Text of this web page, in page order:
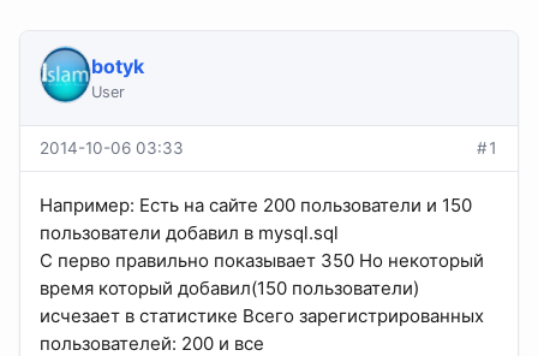
botyk
User
2014-10-06 03:33 #1
Например: Есть на сайте 200 пользователи и 150
пользователи добавил в mysql.sql
С перво правильно показывает 350 Но некоторый
время который добавил(150 пользователи)
исчезает в статистике Всего зарегистрированных
пользователей: 200 и все